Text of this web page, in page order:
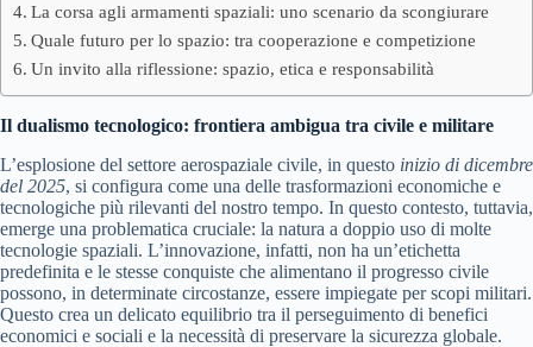
La corsa agli armamenti spaziali: uno scenario da scongiurare
Quale futuro per lo spazio: tra cooperazione e competizione
Un invito alla riflessione: spazio, etica e responsabilità
Il dualismo tecnologico: frontiera ambigua tra civile e militare
L’esplosione del settore aerospaziale civile, in questo inizio di dicembre
del 2025, si configura come una delle trasformazioni economiche e
tecnologiche più rilevanti del nostro tempo. In questo contesto, tuttavia,
emerge una problematica cruciale: la natura a doppio uso di molte
tecnologie spaziali. L’innovazione, infatti, non ha un’etichetta
predefinita e le stesse conquiste che alimentano il progresso civile
possono, in determinate circostanze, essere impiegate per scopi militari.
Questo crea un delicato equilibrio tra il perseguimento di benefici
economici e sociali e la necessità di preservare la sicurezza globale.